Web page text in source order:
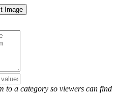
Image
to a category so viewers can find